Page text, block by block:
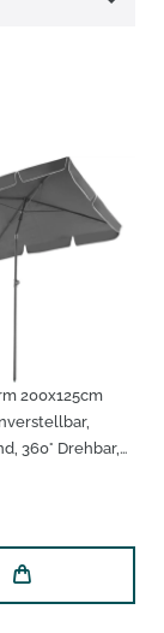
200x125cm
360° Drehbar,